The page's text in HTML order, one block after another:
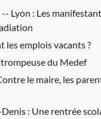
Lyon : Les
les emplois vacants ?
du Medef
le maire, les
: Une rentrée